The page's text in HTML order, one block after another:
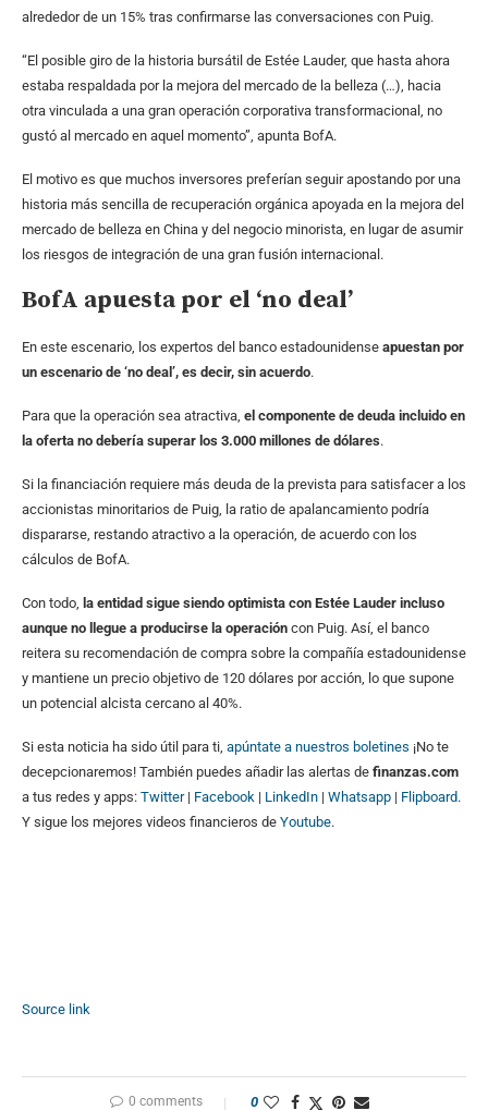
alrededor de un 15% tras confirmarse las conversaciones con Puig.
“El posible giro de la historia bursátil de Estée Lauder, que hasta ahora
estaba respaldada por la mejora del mercado de la belleza (…), hacia
otra vinculada a una gran operación corporativa transformacional, no
gustó al mercado en aquel momento”, apunta BofA.
El motivo es que muchos inversores preferían seguir apostando por una
historia más sencilla de recuperación orgánica apoyada en la mejora del
mercado de belleza en China y del negocio minorista, en lugar de asumir
los riesgos de integración de una gran fusión internacional.
BofA apuesta por el ‘no deal’
En este escenario, los expertos del banco estadounidense apuestan por
un escenario de ‘no deal’, es decir, sin acuerdo.
Para que la operación sea atractiva, el componente de deuda incluido en
la oferta no debería superar los 3.000 millones de dólares.
Si la financiación requiere más deuda de la prevista para satisfacer a los
accionistas minoritarios de Puig, la ratio de apalancamiento podría
dispararse, restando atractivo a la operación, de acuerdo con los
cálculos de BofA.
Con todo, la entidad sigue siendo optimista con Estée Lauder incluso
aunque no llegue a producirse la operación con Puig. Así, el banco
reitera su recomendación de compra sobre la compañía estadounidense
y mantiene un precio objetivo de 120 dólares por acción, lo que supone
un potencial alcista cercano al 40%.
Si esta noticia ha sido útil para ti, apúntate a nuestros boletines ¡No te
decepcionaremos! También puedes añadir las alertas de finanzas.com
a tus redes y apps: Twitter| Facebook | LinkedIn | Whatsapp | Flipboard.
Y sigue los mejores videos financieros de Youtube.
Source link
0 comments 0